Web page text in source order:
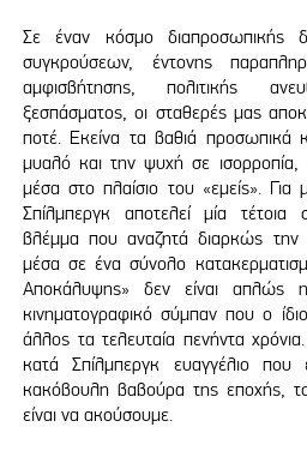
Σε έναν κόσμο διαπροσωπικής
συγκρούσεων, έντονης
αμφισβήτησης, πολιτικής
ξεσπάσματος, οι σταθερές μας
ποτέ. Εκείνα τα βαθιά προσωπικά
μυαλό και την ψυχή σε
μέσα στο πλαίσιο του «εμείς». Για
Σπίλμπεργκ αποτελεί μία τέτοια
βλέμμα που αναζητά διαρκώς την
μέσα σε ένα σύνολο
Αποκάλυψης» δεν είναι απλώς
κινηματογραφικό σύμπαν που ο
άλλος τα τελευταία πενήντα
κατά Σπίλμπεργκ ευαγγέλιο
κακόβουλη βαβούρα της εποχής,
είναι να ακούσουμε.